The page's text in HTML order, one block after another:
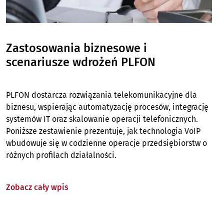
Zastosowania biznesowe i
scenariusze wdrożeń PLFON
PLFON dostarcza rozwiązania telekomunikacyjne dla
biznesu, wspierając automatyzację procesów, integrację
systemów IT oraz skalowanie operacji telefonicznych.
Poniższe zestawienie prezentuje, jak technologia VoIP
wbudowuje się w codzienne operacje przedsiębiorstw o
różnych profilach działalności.
Zobacz cały wpis